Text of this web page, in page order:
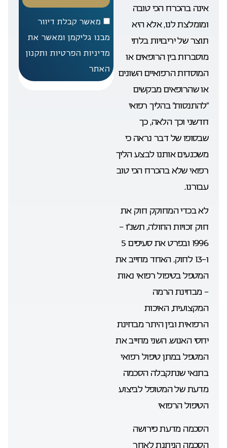
מאשר קבלת דיוור
מבנו גליקמן ומאשר את
מדיניות הפרטיות ותקנון
האתר
אינה בהכרח הכי טובה
ומומלצת לנו, אלא היא
תוצר של יריבויות בלתי
מוסברות בין הרופאים או
המוסדות הרפואיים השונים
או שהרופאים מבקשים
“להתנסות” בהליך רפואי
חדשני וכך הלאה, כך
שבסופו של דבר נראה כי
משכנעים אותנו לבצע הליך
רפואי שלא בהכרח הכי טוב
עבורנו.
לא בכדי המחוקק חוק את
חוק זכויות החולה, תשנ”ו –
1996 ובפרט את סעיפים 5
ו-13 לחוק. האחד מחייב את
המטפל בטיפול רפואי נאות
– מבחינת הרמה
המקצועית, האיכות
הרפואית ובין היתר מבחינת
יחסי האנוש. השני מחייב את
המטפל במתן טיפול רפואי
בתנאי שנתקבלה הסכמה
מדעת של המטופל לביצוע
הטיפול הרפואי
הסכמה מדעת פירושה
הסכמה הניתנת לאחר